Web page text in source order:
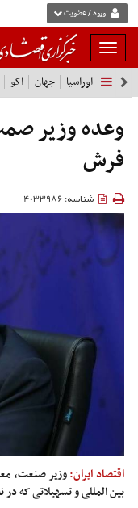
ورود / عضویت
بار
و
بسته
نمودن
فهرست
اوراسیا جهان اکو
وعده وزیر
فرش
شناسه: 4033986
اقتصاد ایران:وزیر صنعت،
بین المللی و تسهیلاتی که در